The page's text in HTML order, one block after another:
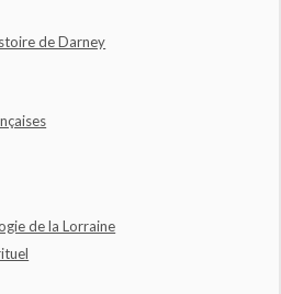
de Darney
de la Lorraine